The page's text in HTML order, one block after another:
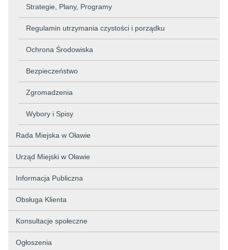
Strategie, Plany, Programy
Regulamin utrzymania czystości i porządku
Ochrona Środowiska
Bezpieczeństwo
Zgromadzenia
Wybory i Spisy
Rada Miejska w Oławie
Urząd Miejski w Oławie
Informacja Publiczna
Obsługa Klienta
Konsultacje społeczne
Ogłoszenia